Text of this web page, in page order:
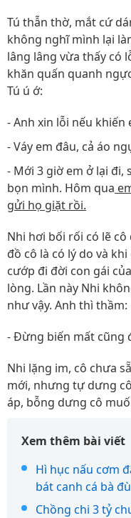
Tú thẫn thờ, mắt cứ
không nghĩ mình lại
lâng lâng vừa thấy có
khăn quấn quanh
Tú ú ớ:
- Anh xin lỗi nếu
- Váy em đâu, cả áo
- Mới 3 giờ em ở lại đi,
bọn mình. Hôm qua
gửi họ giặt rồi.
Nhi hơi bối rối có lẽ
đồ cô là có lý do và
cướp đi đời con gái
lòng. Lần này Nhi
như vậy. Anh thì thầm:
- Đừng biến mất cũng
Nhi lặng im, cô chưa
mới, nhưng tự dưng
áp, bỗng dưng cô
Xem thêm bài viết
Hì hục nấu cơm
bát canh cá bà
Chồng chi 3 tỷ